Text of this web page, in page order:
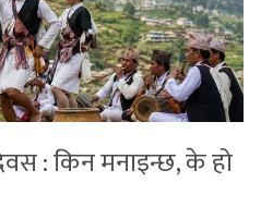
: किन मनाइन्छ, के हो